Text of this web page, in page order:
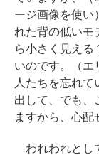
ージ画像を使い
れた背の低い
ら小さく見え
いのです。（エ
人たちを忘れ
出して、でも、
ますから、心配
われわれとし